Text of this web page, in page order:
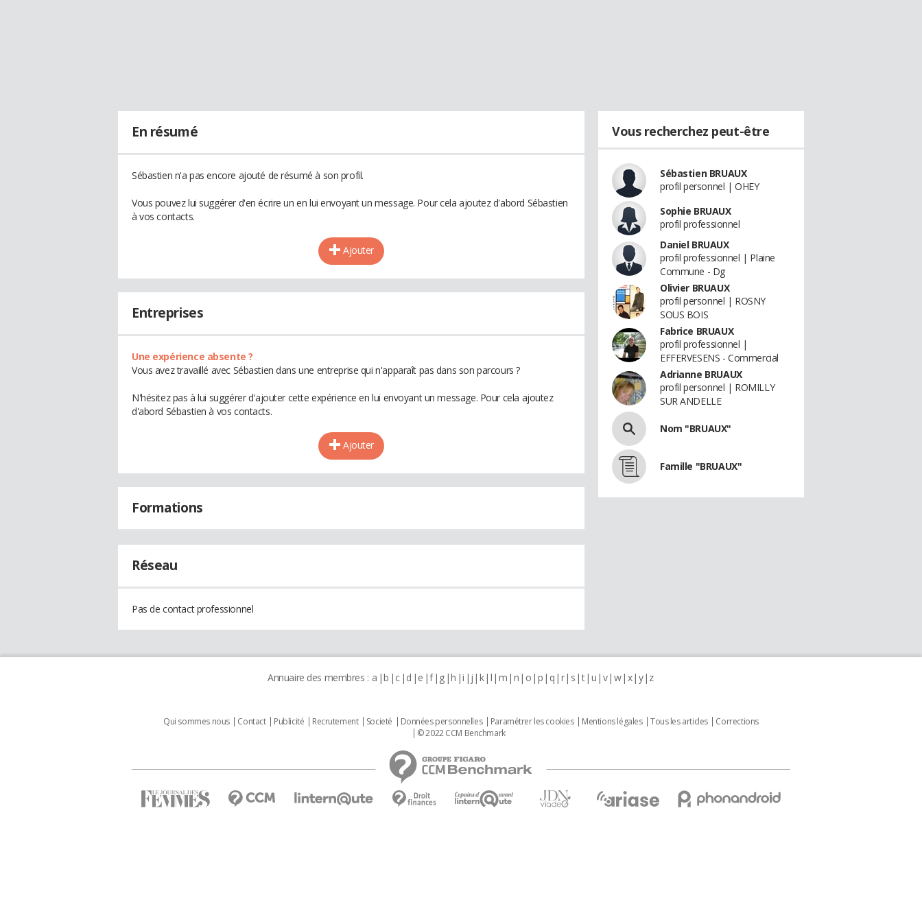
En résumé
Sébastien n'a pas encore ajouté de résumé à son profil.
Vous pouvez lui suggérer d'en écrire un en lui envoyant un message. Pour cela ajoutez d'abord Sébastien
à vos contacts.
Ajouter
Entreprises
Une expérience absente ?
Vous avez travaillé avec Sébastien dans une entreprise qui n'apparaît pas dans son parcours ?
N'hésitez pas à lui suggérer d'ajouter cette expérience en lui envoyant un message. Pour cela ajoutez
d'abord Sébastien à vos contacts.
Ajouter
Formations
Réseau
Pas de contact professionnel
Vous recherchez peut-être
Sébastien BRUAUX
profil personnel | OHEY
Sophie BRUAUX
profil professionnel
Daniel BRUAUX
profil professionnel | Plaine
Commune - Dg
Olivier BRUAUX
profil personnel | ROSNY
SOUS BOIS
Fabrice BRUAUX
profil professionnel |
EFFERVESENS - Commercial
Adrianne BRUAUX
profil personnel | ROMILLY
SUR ANDELLE
Nom "BRUAUX"
Famille "BRUAUX"
Annuaire des membres : a b c d e f g h i j k l m n o p q r s t u v w x y z
Qui sommes nous Contact Publicité Recrutement Societé Données personnelles Paramétrer les cookies Mentions légales Tous les articles
Corrections
© 2022 CCM Benchmark